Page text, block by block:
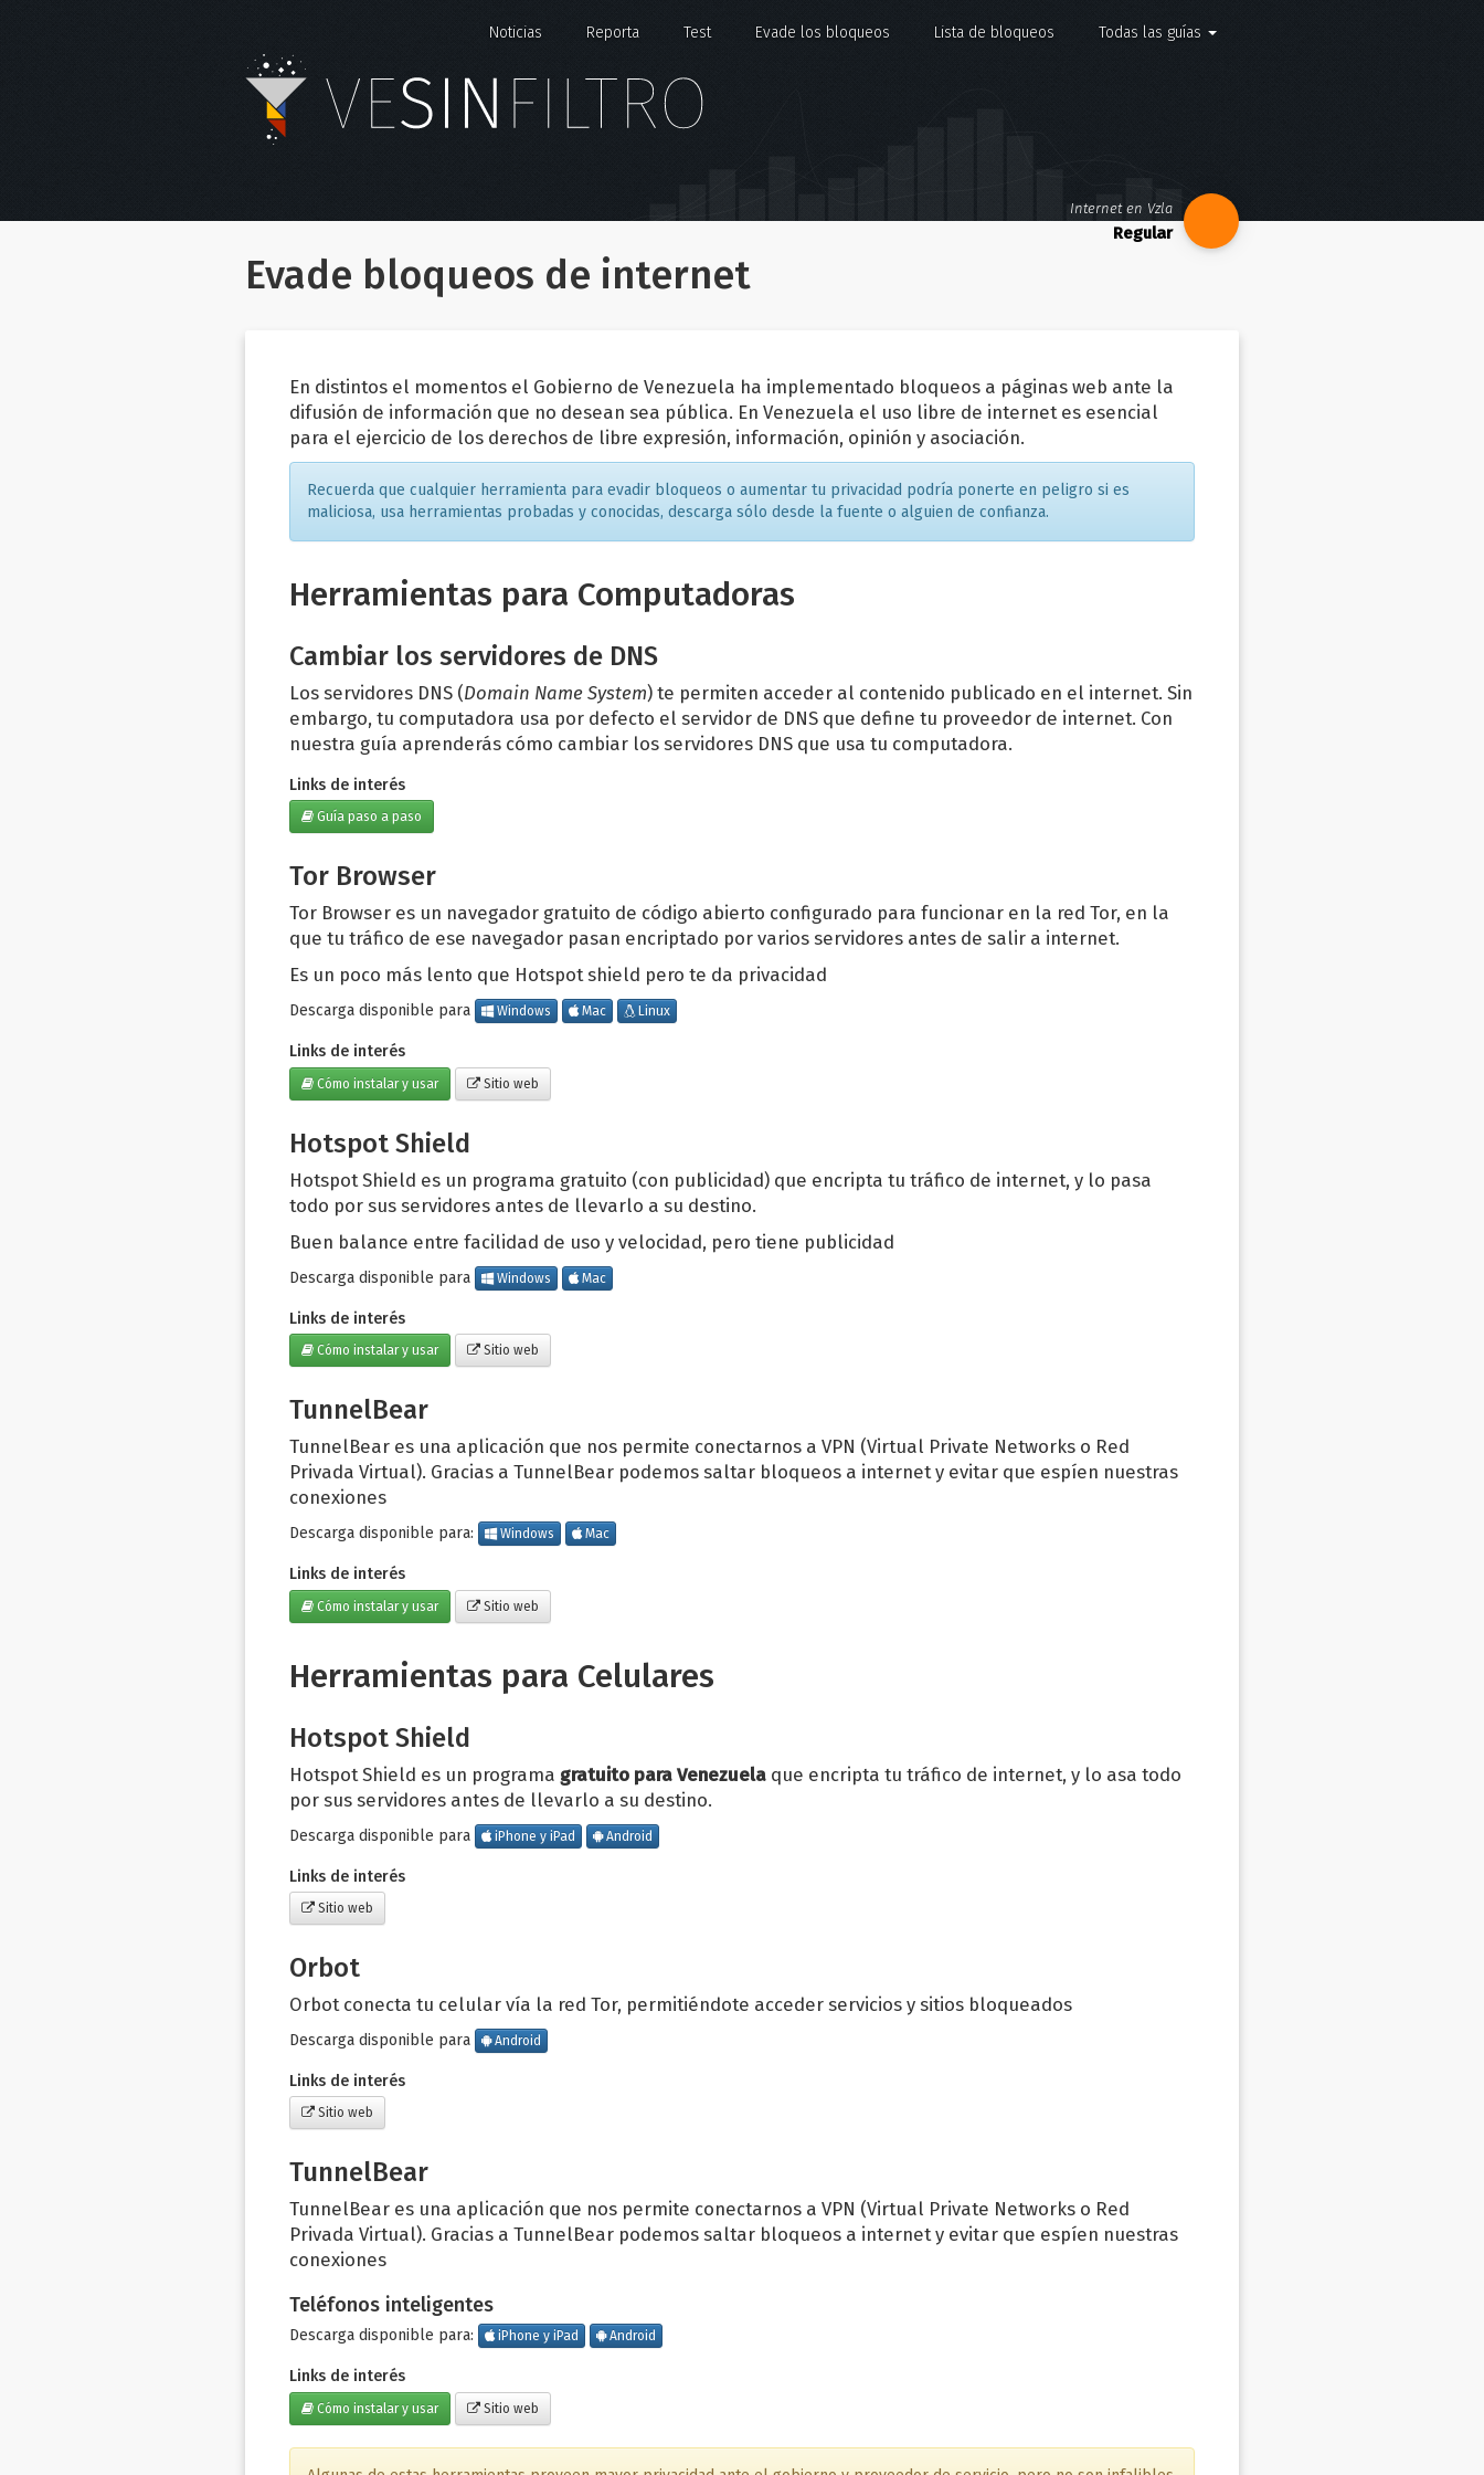
Internet en Vzla
Todas las guías
Lista de bloqueos
Evade los bloqueos
Test
Reporta
Noticias
Evade bloqueos de internet
En distintos el momentos el Gobierno de Venezuela ha implementado bloqueos a páginas web ante la
difusión de información que no desean sea pública. En Venezuela el uso libre de internet es esencial
para el ejercicio de los derechos de libre expresión, información, opinión y asociación.
Recuerda que cualquier herramienta para evadir bloqueos o aumentar tu privacidad podría ponerte en peligro si es
maliciosa, usa herramientas probadas y conocidas, descarga sólo desde la fuente o alguien de confianza.
Herramientas para Computadoras
Cambiar los servidores de DNS
Los servidores DNS (Domain Name System) te permiten acceder al contenido publicado en el internet. Sin
embargo, tu computadora usa por defecto el servidor de DNS que define tu proveedor de internet. Con
nuestra guía aprenderás cómo cambiar los servidores DNS que usa tu computadora.
Links de interés
Guía paso a paso
Tor Browser
Tor Browser es un navegador gratuito de código abierto configurado para funcionar en la red Tor, en la
que tu tráfico de ese navegador pasan encriptado por varios servidores antes de salir a internet.
Es un poco más lento que Hotspot shield pero te da privacidad
Descarga disponible para Windows Mac Linux
Links de interés
Cómo instalar y usar Sitio web
Hotspot Shield
Hotspot Shield es un programa gratuito (con publicidad) que encripta tu tráfico de internet, y lo pasa
todo por sus servidores antes de llevarlo a su destino.
Buen balance entre facilidad de uso y velocidad, pero tiene publicidad
Descarga disponible para Windows Mac
Links de interés
Cómo instalar y usar Sitio web
TunnelBear
TunnelBear es una aplicación que nos permite conectarnos a VPN (Virtual Private Networks o Red
Privada Virtual). Gracias a TunnelBear podemos saltar bloqueos a internet y evitar que espíen nuestras
conexiones
Descarga disponible para: Windows Mac
Links de interés
Cómo instalar y usar Sitio web
Herramientas para Celulares
Hotspot Shield
Hotspot Shield es un programa gratuito para Venezuela que encripta tu tráfico de internet, y lo asa todo
por sus servidores antes de llevarlo a su destino.
Descarga disponible para iPhone y iPad Android
Links de interés
Sitio web
Orbot
Orbot conecta tu celular vía la red Tor, permitiéndote acceder servicios y sitios bloqueados
Descarga disponible para Android
Links de interés
Sitio web
TunnelBear
TunnelBear es una aplicación que nos permite conectarnos a VPN (Virtual Private Networks o Red
Privada Virtual). Gracias a TunnelBear podemos saltar bloqueos a internet y evitar que espíen nuestras
conexiones
Teléfonos inteligentes
Descarga disponible para: iPhone y iPad Android
Links de interés
Cómo instalar y usar Sitio web